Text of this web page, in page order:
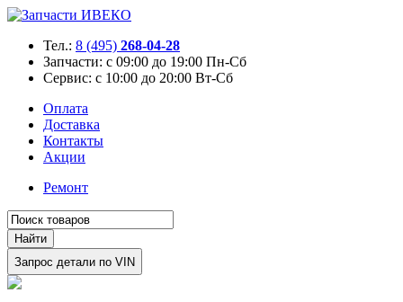
Тел.: 8 (495) 268-04-28
Запчасти: с 09:00 до 19:00 Пн-Сб
Сервис: с 10:00 до 20:00 Вт-Сб
Оплата
Доставка
Контакты
Акции
Ремонт